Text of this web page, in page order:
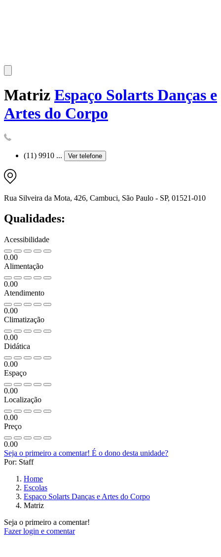
Matriz Espaço Solarts Danças e
Artes do Corpo
(11) 9910 ... Ver telefone
Rua Silveira da Mota, 426, Cambuci, São Paulo - SP, 01521-010
Qualidades:
Acessibilidade
0.00
Alimentação
0.00
Atendimento
0.00
Climatização
0.00
Didática
0.00
Espaço
0.00
Localização
0.00
Preço
0.00
Seja o primeiro a comentar! É o dono desta unidade?
Por: Staff
Home
Escolas
Espaço Solarts Danças e Artes do Corpo
Matriz
Seja o primeiro a comentar!
Fazer login e comentar